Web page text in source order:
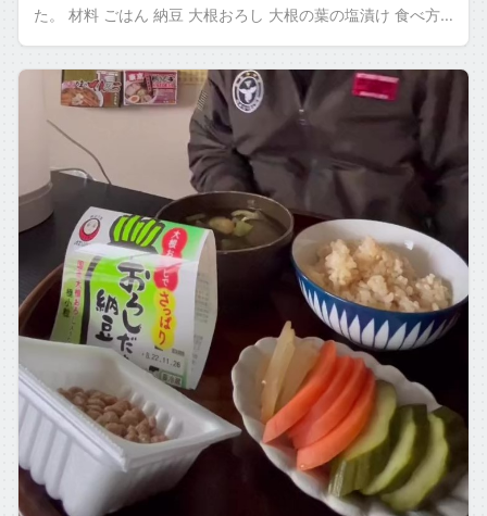
た。 材料 ごはん 納豆 大根おろし 大根の葉の塩漬け 食べ方